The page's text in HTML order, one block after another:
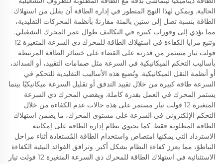
الحالية. ويمكن لهذا النهج المتطور في إدارة الطاقة أن يقلل من استهلاك
الطاقة بنسبة تصل إلى ستين بالمئة مقارنةً بأنظمة المحركات التقليدية،
مما يؤدي إلى وفورات كبيرة في التكاليف طوال عمر المحرك التشغيلي.
وتنبع مزايا الكفاءة في استهلاك الطاقة للمحرك ذي السرعة المتغيرة 12
فولت تيار مستمر من قدرته على القضاء على خسائر الطاقة المرتبطة
بأساليب التحكم الميكانيكية في السرعة مثل صمامات التقييد، أو السدائد،
أو أنظمة النقل الميكانيكية. وتُضيع هذه الأساليب التقليدية للتحكم في
السرعة طاقة كبيرة من خلال تقييد التدفق أو تقليل السرعة ميكانيكيًا بينما
يستمر المحرك في العمل بقدرة كاملة. ويقضي المحرك ذي السرعة
المتغيرة 12 فولت تيار مستمر على هذه حالات عدم الكفاءة من خلال
التحكم الإلكتروني في السرعة على مستوى المحرك، ما يضمن استهلاك
الطاقة المطلوبة فقط. كما يحتوي نظام إدارة الطاقة على إمكانية
الاسترداد التي يمكنها امتصاص واستخدام الطاقة المُستعادة أثناء مراحل
التباطؤ، مما يعزز كفاءة النظام بشكل أكبر. وترافق الفوائد البيئية الكفاءة
الاستثنائية في استهلاك الطاقة للمحرك ذي السرعة المتغيرة 12 فولت تيار